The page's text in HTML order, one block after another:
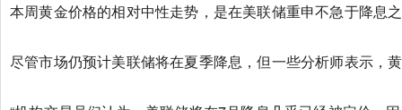
本周黄金价格的相对中性走势，是在美联储重申不急于降息
尽管市场仍预计美联储将在夏季降息，但一些分析师表示，